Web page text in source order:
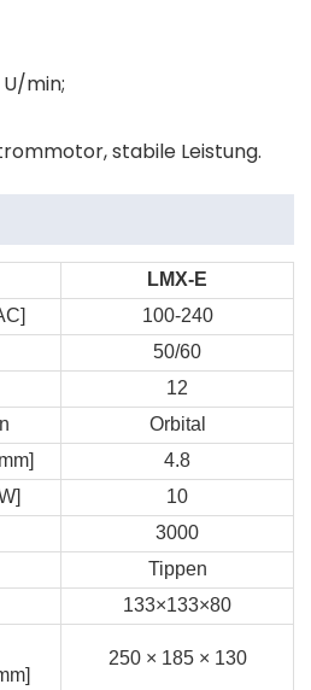
min;
stabile Leistung.
LMX-E
100-240
50/60
12
Orbital
4.8
10
3000
Tippen
133×133×80
250 × 185 × 130